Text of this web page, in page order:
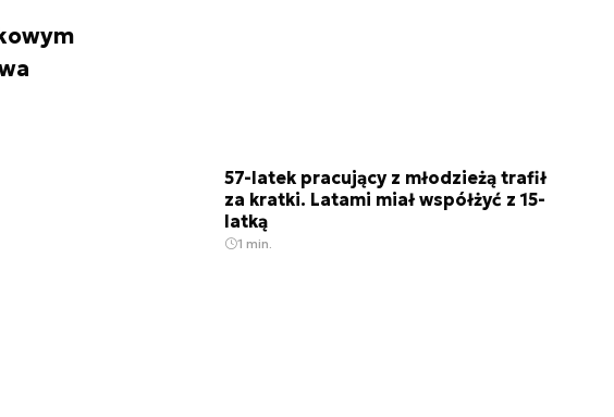
57-latek pracujący z młodzieżą trafił
za kratki. Latami miał współżyć z 15-
latką
1 min.